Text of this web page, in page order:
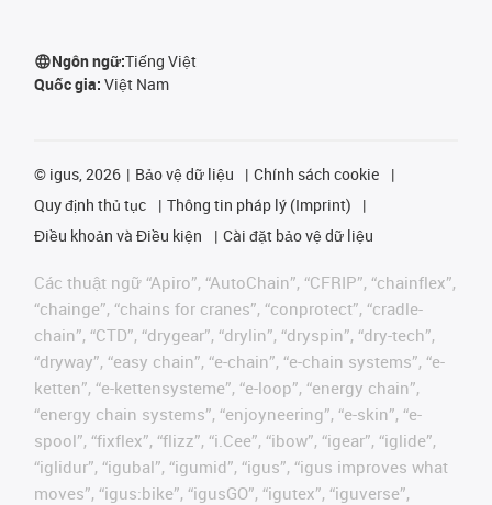
Ngôn ngữ:Tiếng Việt
Quốc gia: Việt Nam
© igus, 2026 Bảo vệ dữ liệu
Chính sách cookie
Quy định thủ tục
Thông tin pháp lý (Imprint)
Điều khoản và Điều kiện
Cài đặt bảo vệ dữ liệu
Các thuật ngữ “Apiro”, “AutoChain”, “CFRIP”, “chainflex”,
“chainge”, “chains for cranes”, “conprotect”, “cradle-
chain”, “CTD”, “drygear”, “drylin”, “dryspin”, “dry-tech”,
“dryway”, “easy chain”, “e-chain”, “e-chain systems”, “e-
ketten”, “e-kettensysteme”, “e-loop”, “energy chain”,
“energy chain systems”, “enjoyneering”, “e-skin”, “e-
spool”, “fixflex”, “flizz”, “i.Cee”, “ibow”, “igear”, “iglide”,
“iglidur”, “igubal”, “igumid”, “igus”, “igus improves what
moves”, “igus:bike”, “igusGO”, “igutex”, “iguverse”,